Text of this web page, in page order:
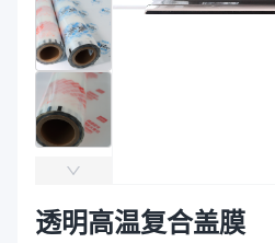
透明高温复合盖膜